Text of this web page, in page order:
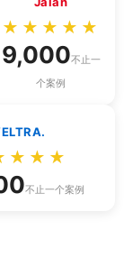
★★★★★
9,000不止一
个案例
不止一个案例